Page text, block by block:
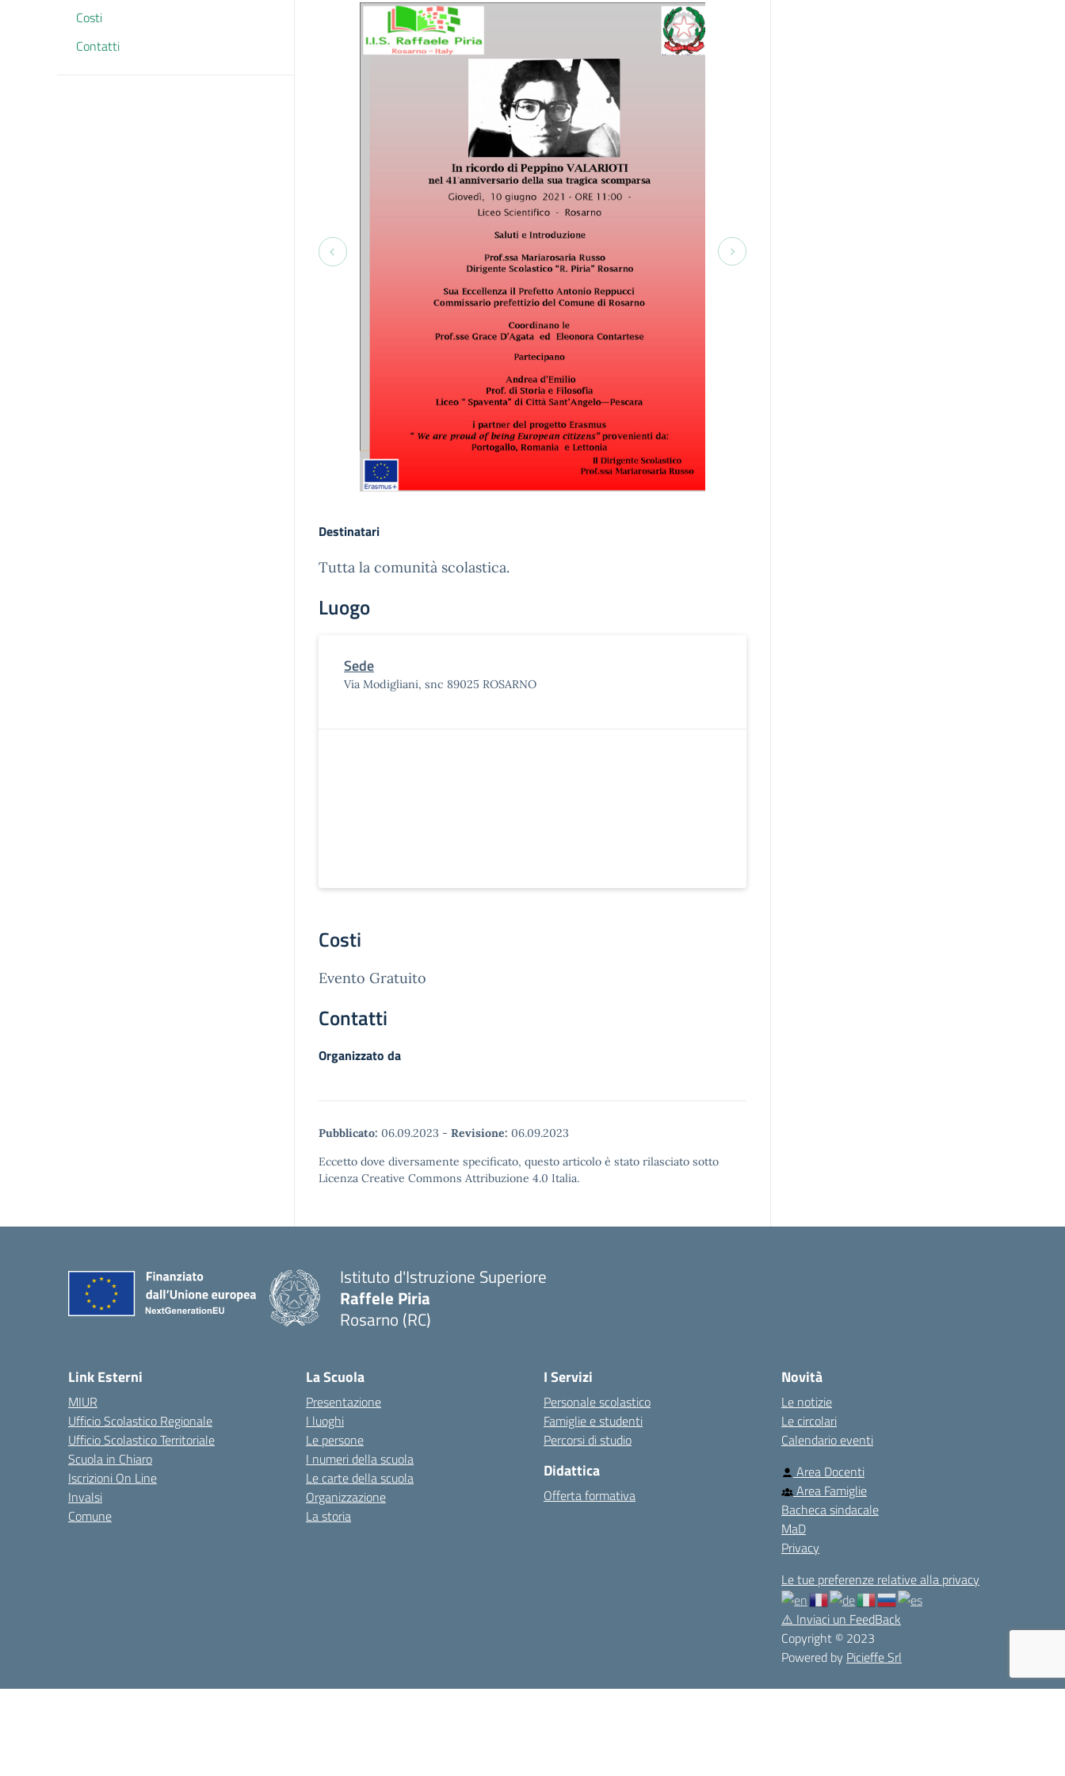
Costi
Contatti
Destinatari
Tutta la comunità scolastica.
Luogo
Sede
Via Modigliani, snc 89025 ROSARNO
Costi
Evento Gratuito
Contatti
Organizzato da
Pubblicato: 06.09.2023 - Revisione: 06.09.2023
Eccetto dove diversamente specificato, questo articolo è stato rilasciato sotto
Licenza Creative Commons Attribuzione 4.0 Italia.
Istituto d'Istruzione Superiore
Raffele Piria
Rosarno (RC)
Link Esterni
MIUR
Ufficio Scolastico Regionale
Ufficio Scolastico Territoriale
Scuola in Chiaro
Iscrizioni On Line
Invalsi
Comune
La Scuola
Presentazione
I luoghi
Le persone
I numeri della scuola
Le carte della scuola
Organizzazione
La storia
I Servizi
Personale scolastico
Famiglie e studenti
Percorsi di studio
Didattica
Offerta formativa
Novità
Le notizie
Le circolari
Calendario eventi
Area Docenti
Area Famiglie
Bacheca sindacale
MaD
Privacy
Le tue preferenze relative alla privacy
⚠️ Inviaci un FeedBack
Copyright © 2023
Powered by Picieffe Srl